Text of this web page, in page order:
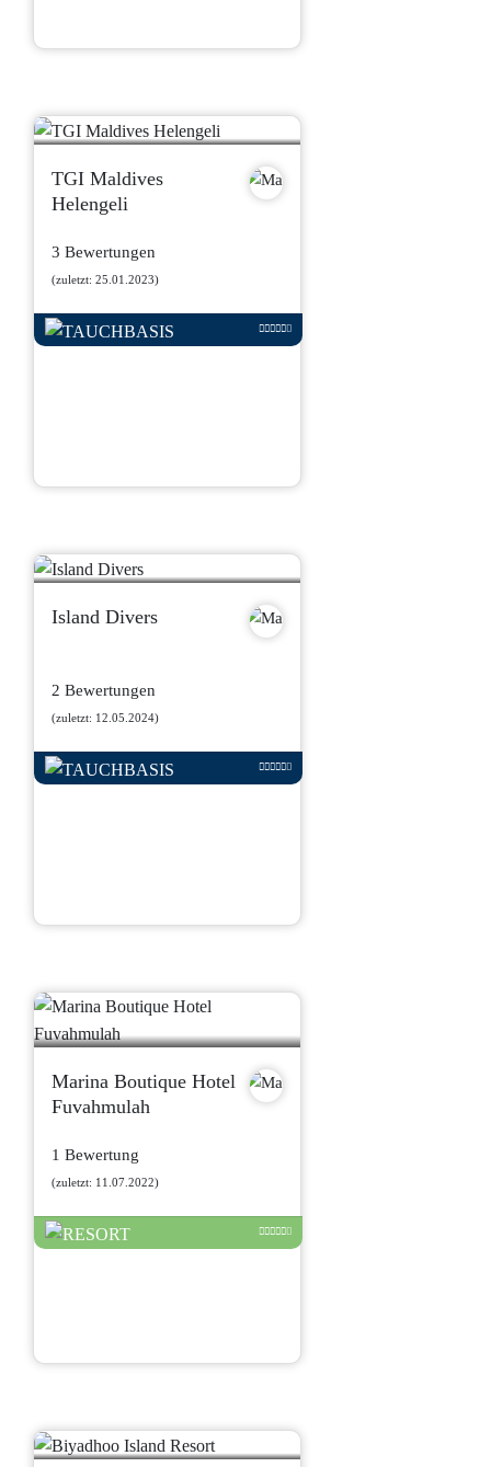
TGI Maldives
Helengeli
3 Bewertungen
(zuletzt: 25.01.2023)
Island Divers
2 Bewertungen
(zuletzt: 12.05.2024)
Marina Boutique Hotel
Fuvahmulah
1 Bewertung
(zuletzt: 11.07.2022)